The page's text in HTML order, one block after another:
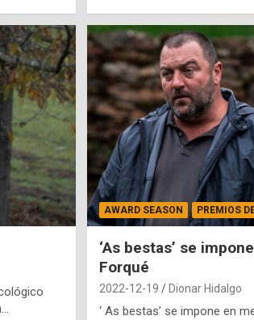
AWARD SEASON PREMIOS
‘As bestas’ se
Forqué
2022-12-19 Dionar Hidalgo
‘ As bestas’ se impone en